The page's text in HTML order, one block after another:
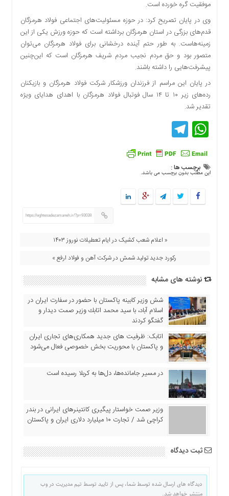
اجتماعی
اقتصادی
فرهنگ
بین
یادداشت
چند
رسانه
یادداشت
موفقیت گره خورده است.
وی در پایان تصریح کرد: در حوزه مسئولیت‌های اجتماعی فولاد هرمزگان
قدم‌های بزرگی در استان هرمزگان برداشته است که حوزه ورزش یکی از این
زمینه‌هاست. به طور حتم آینده درخشانی برای فولاد هرمزگان می‌توان
متصور بود و حق مردم نجیب مردم شریف هرمزگان است که این‌چنین
پیشرفت‌هایی را داشته باشند.
در پایان این مراسم از فرزندان ورزشکار شرکت فولاد هرمزگان و بازیکنان
رده‌های زیر ۱۰ تا ۱۴ سال فوتبال فولاد هرمزگان با اهدای هدایای ویژه
تقدیر شد.
WhatsApp
Telegram
برچسب ها :
این مطلب بدون برچسب می باشد.
https://eghtesadezamaneh.ir/?p=93038
« اعلام شعب کشیک در ایام تعطیلات نوروز ۱۴۰۳
رکورد جدید تولید شمش در شرکت آهن و فولاد ارفع »
نوشته های مشابه
شش وزیر کابینه پاکستان با حضور در سفارت ایران در
اسلام آباد، با سيد محمد اتابك وزير صمت ديدار و
گفتگو كردند
اتابک: ظرفیت های جدید همکاری‌های تجاری ایران
و پاکستان با محوریت بخش خصوصی فعال می‌شود
در مسیر جا‌مانده‌ها، دل‌ها به کربلا رسیده است
وزیر صمت خواستار پیگیری کانتینرهای ایرانی در بندر
کراچی شد / تجارت ۱۰ میلیارد دلاری ایران و پاکستان
ثبت دیدگاه
دیدگاه های ارسال شده توسط شما، پس از تایید توسط تیم مدیریت در وب
منتشر خواهد شد.